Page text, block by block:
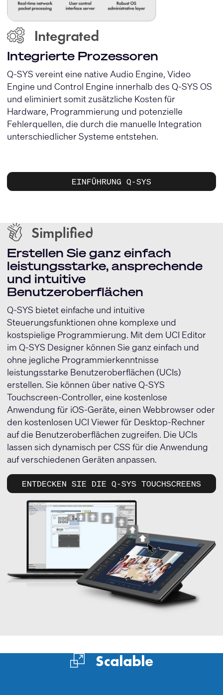
Integrierte Prozessoren
Q-SYS vereint eine native Audio Engine, Video
Engine und Control Engine innerhalb des Q-SYS OS
und eliminiert somit zusätzliche Kosten für
Hardware, Programmierung und potenzielle
Fehlerquellen, die durch die manuelle Integration
unterschiedlicher Systeme entstehen.
EINFÜHRUNG Q-SYS
Erstellen Sie ganz einfach
leistungsstarke, ansprechende
und intuitive
Benutzeroberflächen
Q-SYS bietet einfache und intuitive
Steuerungsfunktionen ohne komplexe und
kostspielige Programmierung. Mit dem UCI Editor
im Q-SYS Designer können Sie ganz einfach und
ohne jegliche Programmierkenntnisse
leistungsstarke Benutzeroberflächen (UCIs)
erstellen. Sie können über native Q-SYS
Touchscreen-Controller, eine kostenlose
Anwendung für iOS-Geräte, einen Webbrowser oder
den kostenlosen UCI Viewer für Desktop-Rechner
auf die Benutzeroberflächen zugreifen. Die UCIs
lassen sich dynamisch per CSS für die Anwendung
auf verschiedenen Geräten anpassen.
ENTDECKEN SIE DIE Q-SYS TOUCHSCREENS